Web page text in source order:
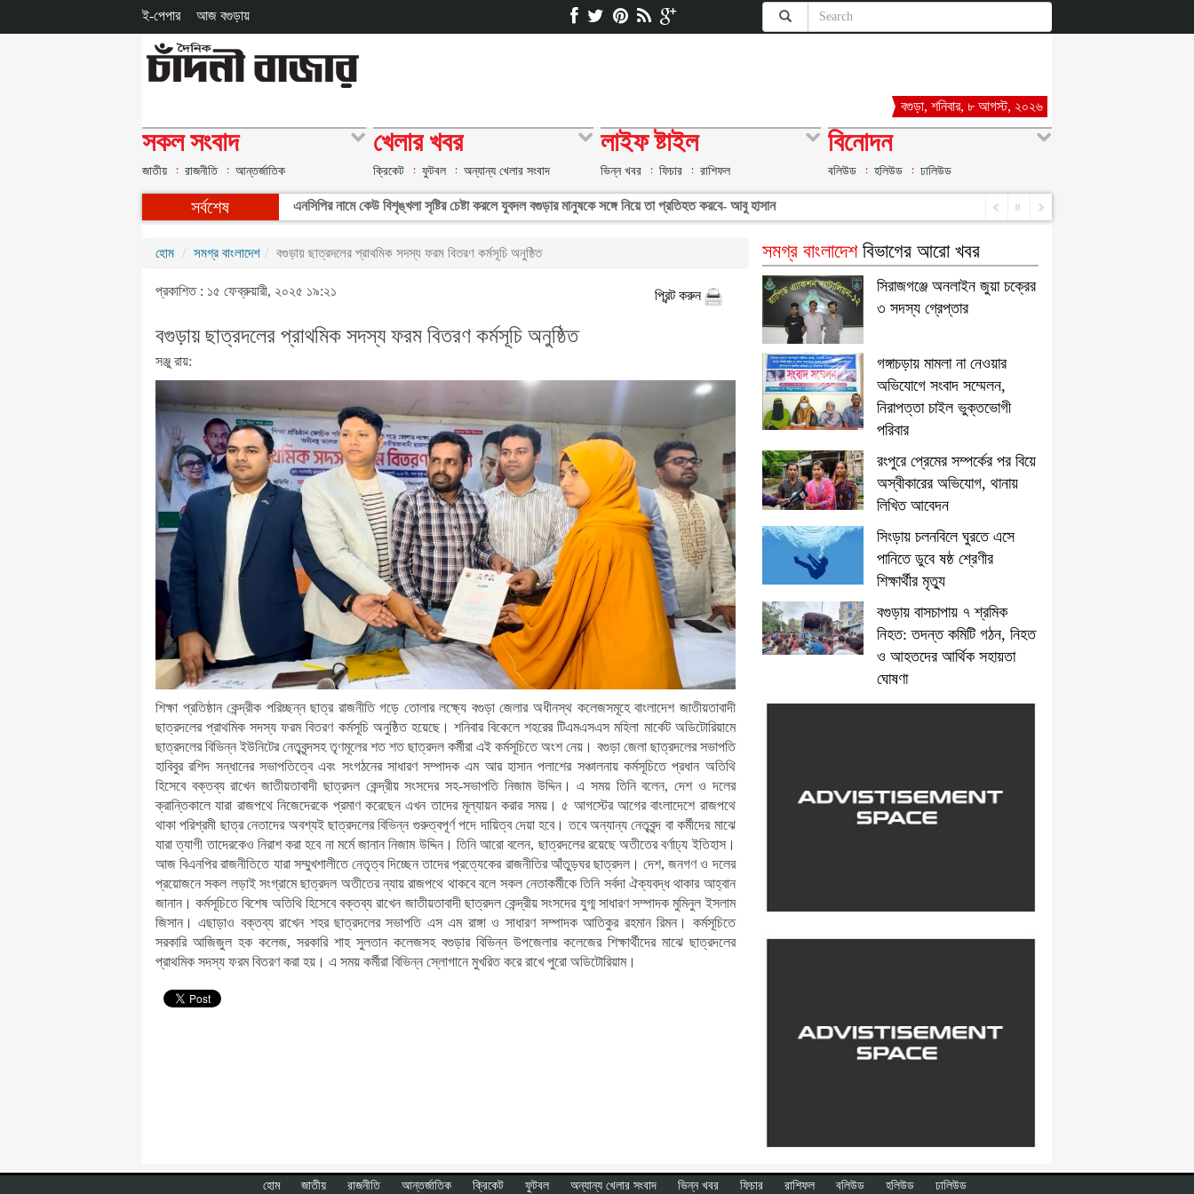
ই-পেপার আজ বগুড়ায়
বগুড়া, শনিবার, ৮ আগস্ট, ২০২৬
সকল সংবাদ
জাতীয় রাজনীতি আন্তর্জাতিক
খেলার খবর
ক্রিকেট ফুটবল অন্যান্য খেলার সংবাদ
লাইফ ষ্টাইল
ভিন্ন খবর ফিচার রাশিফল
বিনোদন
বলিউড হলিউড ঢালিউড
সর্বশেষ এনসিপির নামে কেউ বিশৃঙ্খলা সৃষ্টির চেষ্টা করলে যুবদল বগুড়ার মানুষকে সঙ্গে নিয়ে তা প্রতিহত করবে- আবু হাসান
হোম সমগ্র বাংলাদেশ বগুড়ায় ছাত্রদলের প্রাথমিক সদস্য ফরম বিতরণ কর্মসূচি অনুষ্ঠিত
প্রকাশিত : ১৫ ফেব্রুয়ারী, ২০২৫ ১৯:২১ প্রিন্ট করুন
বগুড়ায় ছাত্রদলের প্রাথমিক সদস্য ফরম বিতরণ কর্মসূচি অনুষ্ঠিত
সঞ্জু রায়:
শিক্ষা প্রতিষ্ঠান কেন্দ্রীক পরিচ্ছন্ন ছাত্র রাজনীতি গড়ে তোলার লক্ষ্যে বগুড়া জেলার অধীনস্থ কলেজসমূহে বাংলাদেশ জাতীয়তাবাদী
ছাত্রদলের প্রাথমিক সদস্য ফরম বিতরণ কর্মসূচি অনুষ্ঠিত হয়েছে। শনিবার বিকেলে শহরের টিএমএসএস মহিলা মার্কেট অডিটোরিয়ামে
ছাত্রদলের বিভিন্ন ইউনিটের নেতৃবৃন্দসহ তৃণমূলের শত শত ছাত্রদল কর্মীরা এই কর্মসূচিতে অংশ নেয়। বগুড়া জেলা ছাত্রদলের সভাপতি
হাবিবুর রশিদ সন্ধানের সভাপতিত্বে এবং সংগঠনের সাধারণ সম্পাদক এম আর হাসান পলাশের সঞ্চালনায় কর্মসূচিতে প্রধান অতিথি
হিসেবে বক্তব্য রাখেন জাতীয়তাবাদী ছাত্রদল কেন্দ্রীয় সংসদের সহ-সভাপতি নিজাম উদ্দিন। এ সময় তিনি বলেন, দেশ ও দলের
ক্রান্তিকালে যারা রাজপথে নিজেদেরকে প্রমাণ করেছেন এখন তাদের মূল্যায়ন করার সময়। ৫ আগস্টের আগের বাংলাদেশে রাজপথে
থাকা পরিশ্রমী ছাত্র নেতাদের অবশ্যই ছাত্রদলের বিভিন্ন গুরুত্বপূর্ণ পদে দায়িত্ব দেয়া হবে। তবে অন্যান্য নেতৃবৃন্দ বা কর্মীদের মাঝে
যারা ত্যাগী তাদেরকেও নিরাশ করা হবে না মর্মে জানান নিজাম উদ্দিন। তিনি আরো বলেন, ছাত্রদলের রয়েছে অতীতের বর্ণাঢ্য ইতিহাস।
আজ বিএনপির রাজনীতিতে যারা সম্মুখশালীতে নেতৃত্ব দিচ্ছেন তাদের প্রত্যেকের রাজনীতির আঁতুড়ঘর ছাত্রদল। দেশ, জনগণ ও দলের
প্রয়োজনে সকল লড়াই সংগ্রামে ছাত্রদল অতীতের ন্যায় রাজপথে থাকবে বলে সকল নেতাকর্মীকে তিনি সর্বদা ঐক্যবদ্ধ থাকার আহ্বান
জানান। কর্মসূচিতে বিশেষ অতিথি হিসেবে বক্তব্য রাখেন জাতীয়তাবাদী ছাত্রদল কেন্দ্রীয় সংসদের যুগ্ম সাধারণ সম্পাদক মুমিনুল ইসলাম
জিসান। এছাড়াও বক্তব্য রাখেন শহর ছাত্রদলের সভাপতি এস এম রাঙ্গা ও সাধারণ সম্পাদক আতিকুর রহমান রিমন। কর্মসূচিতে
সরকারি আজিজুল হক কলেজ, সরকারি শাহ সুলতান কলেজসহ বগুড়ার বিভিন্ন উপজেলার কলেজের শিক্ষার্থীদের মাঝে ছাত্রদলের
প্রাথমিক সদস্য ফরম বিতরণ করা হয়। এ সময় কর্মীরা বিভিন্ন স্লোগানে মুখরিত করে রাখে পুরো অডিটোরিয়াম।
সমগ্র বাংলাদেশবিভাগের আরো খবর
সিরাজগঞ্জে অনলাইন জুয়া চক্রের
৩ সদস্য গ্রেপ্তার
গঙ্গাচড়ায় মামলা না নেওয়ার
অভিযোগে সংবাদ সম্মেলন,
নিরাপত্তা চাইল ভুক্তভোগী
পরিবার
রংপুরে প্রেমের সম্পর্কের পর বিয়ে
অস্বীকারের অভিযোগ, থানায়
লিখিত আবেদন
সিংড়ায় চলনবিলে ঘুরতে এসে
পানিতে ডুবে ষষ্ঠ শ্রেণীর
শিক্ষার্থীর মৃত্যু
বগুড়ায় বাসচাপায় ৭ শ্রমিক
নিহত: তদন্ত কমিটি গঠন, নিহত
ও আহতদের আর্থিক সহায়তা
ঘোষণা
হোম জাতীয় রাজনীতি আন্তর্জাতিক ক্রিকেট ফুটবল অন্যান্য খেলার সংবাদ ভিন্ন খবর ফিচার রাশিফল বলিউড হলিউড ঢালিউড